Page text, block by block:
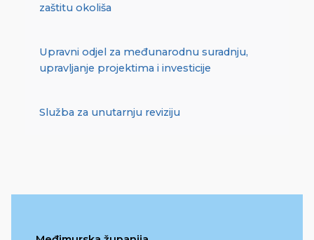
zaštitu okoliša
Upravni odjel za međunarodnu suradnju,
upravljanje projektima i investicije
Služba za unutarnju reviziju